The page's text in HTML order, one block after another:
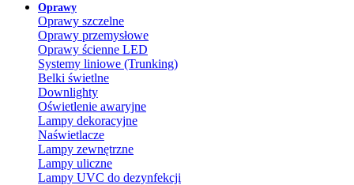
Oprawy
Oprawy szczelne
Oprawy przemysłowe
Oprawy ścienne LED
Systemy liniowe (Trunking)
Belki świetlne
Downlighty
Oświetlenie awaryjne
Lampy dekoracyjne
Naświetlacze
Lampy zewnętrzne
Lampy uliczne
Lampy UVC do dezynfekcji